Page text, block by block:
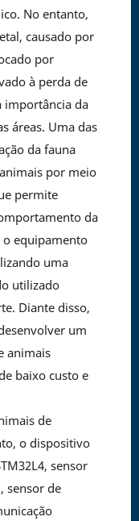
No entanto,
causado por
por
à perda de
importância da
áreas. Uma das
da fauna
por meio
permite
da
equipamento
uma
utilizado
Diante disso,
um
animais
baixo custo e
de
o dispositivo
sensor
sensor de